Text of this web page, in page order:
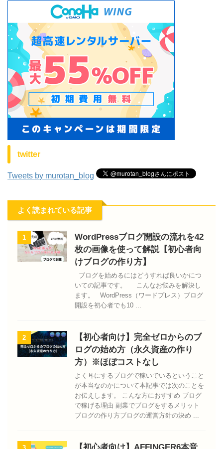
twitter
Tweets by murotan_blog
よく読まれている記事
1
WordPressブログ開設の流れを42
枚の画像を使って解説【初心者向
けブログの作り方】
ブログを始めるにはどうすれば良いかにつ
いての記事です。 こんなお悩みを解決し
ます。 WordPress（ワードプレス）ブログ
開設を初心者でも10 ...
2
【初心者向け】完全ゼロからのブ
ログの始め方（永久資産の作り
方）※ほぼコストなし
よく耳にするブログで稼いでいるということ
が本当なのかについて本記事では次のことを
お伝えします。 こんな方におすすめ ブログ
で稼げる理由 副業でブログをするメリット
ブログの作り方ブログの運営方針の決め ...